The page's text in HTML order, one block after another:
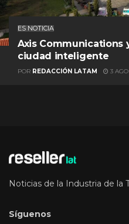
ES NOTICIA
Axis Communications
ciudad inteligente
POR REDACCIÓN LATAM 3
Noticias de la Industria de la
Síguenos